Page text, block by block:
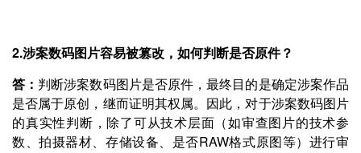
2.涉案数码图片容易被篡改，如何判断是否原件？
答： 判断涉案数码图片是否原件，最终目的是确定涉案作品
是否属于原创，继而证明其权属。因此，对于涉案数码图片
的真实性判断，除了可从技术层面（如审查图片的技术参
数、拍摄器材、存储设备、是否RAW格式原图等）进行审